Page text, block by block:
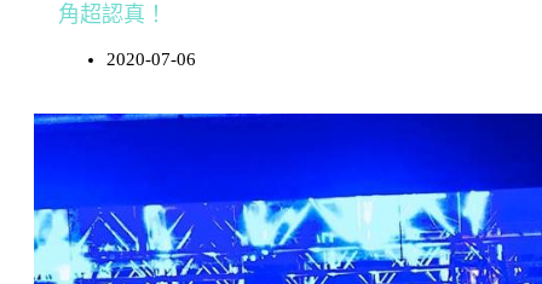
角超認真！
2020-07-06